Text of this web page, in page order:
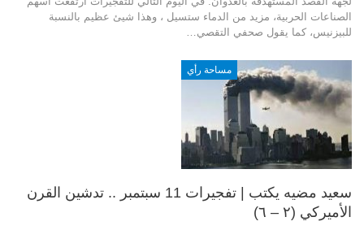
الصناعات الحربية، مزيد من الدماء ستسيل ، وهذا شيئ عظيم بالنسبة
للبيزنيس، كما يقول صحفي التقصي…
مساحة رأي
سعيد مضيه يكتب | تفجيرات 11 سبتمبر .. تدشين القرن
الأميركي (٢ – ٦)